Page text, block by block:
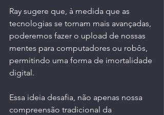
Ray sugere que, à medida que as
tecnologias se tornam mais avançadas,
poderemos fazer o upload de nossas
mentes para computadores ou robôs,
permitindo uma forma de imortalidade
digital.
Essa ideia desafia, não apenas nossa
compreensão tradicional da